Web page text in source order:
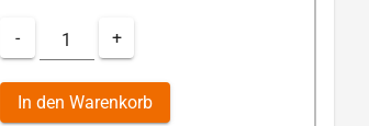
- +
In den Warenkorb